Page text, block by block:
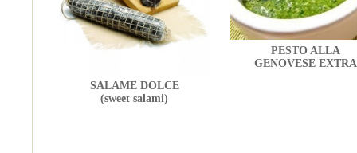
SALAME DOLCE
(sweet salami)
PESTO ALLA
GENOVESE EXTRA